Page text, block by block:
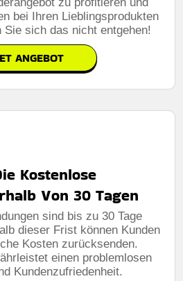
bei Ihren Lieblingsprodukten
Sie sich das nicht entgehen!
ANGEBOT
Kostenlose
Von 30 Tagen
sind bis zu 30 Tage
dieser Frist können Kunden
Kosten zurücksenden.
einen problemlosen
Kundenzufriedenheit.